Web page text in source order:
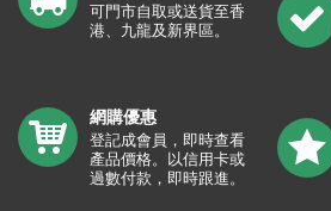
可門市自取或送貨至香
港、九龍及新界區。
網購優惠
登記成會員，即時查看
產品價格。以信用卡或
過數付款，即時跟進。